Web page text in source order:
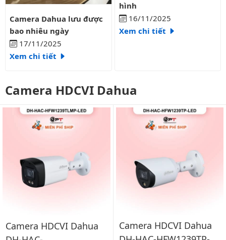
Camera Dahua lưu được bao nhiêu ngày
Camera Dahua lưu được
bao nhiêu ngày
17/11/2025
Xem chi tiết
hình
16/11/2025
Xem chi tiết
Camera HDCVI Dahua
Camera HDCVI Dahua
Camera HDCVI Dahua